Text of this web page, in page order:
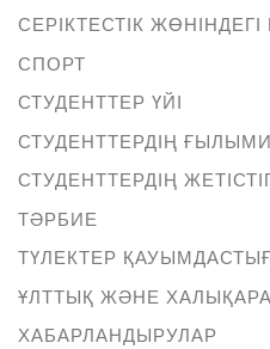
СЕРІКТЕСТІК
СПОРТ
СТУДЕНТТЕР ҮЙІ
СТУДЕНТТЕРДІҢ
СТУДЕНТТЕРДІҢ
ТӘРБИЕ
ТҮЛЕКТЕР
ҰЛТТЫҚ ЖӘНЕ
ХАБАРЛАНДЫРУЛАР